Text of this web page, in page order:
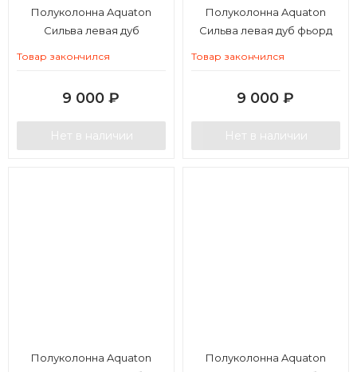
Полуколонна Aquaton
Сильва левая дуб
Товар закончился
9 000 ₽
Нет в наличии
Полуколонна Aquaton
Сильва левая дуб фьорд
Товар закончился
9 000 ₽
Нет в наличии
Полуколонна Aquaton
Полуколонна Aquaton